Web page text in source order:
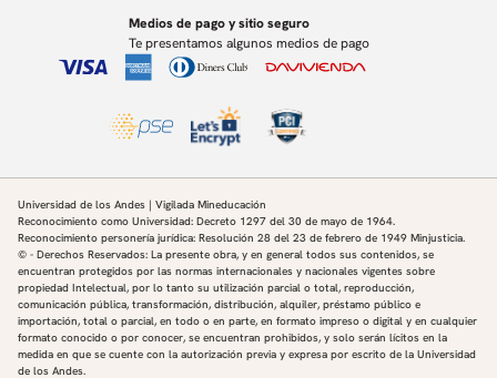
Medios de pago y sitio seguro
Te presentamos algunos medios de pago
Universidad de los Andes | Vigilada Mineducación
Reconocimiento como Universidad: Decreto 1297 del 30 de mayo de 1964.
Reconocimiento personería jurídica: Resolución 28 del 23 de febrero de 1949 Minjusticia.
© - Derechos Reservados: La presente obra, y en general todos sus contenidos, se
encuentran protegidos por las normas internacionales y nacionales vigentes sobre
propiedad Intelectual, por lo tanto su utilización parcial o total, reproducción,
comunicación pública, transformación, distribución, alquiler, préstamo público e
importación, total o parcial, en todo o en parte, en formato impreso o digital y en cualquier
formato conocido o por conocer, se encuentran prohibidos, y solo serán lícitos en la
medida en que se cuente con la autorización previa y expresa por escrito de la Universidad
de los Andes.